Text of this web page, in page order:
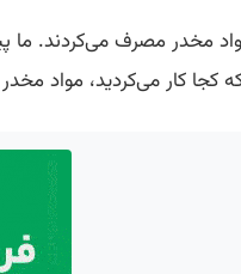
مواد مخدر مصرف
کجا کار می‌کردید، مواد